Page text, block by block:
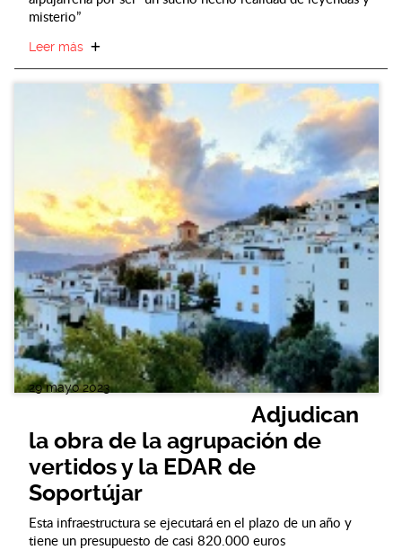
misterio”
Leer más
29 mayo 2023
Adjudican
la obra de la agrupación de
vertidos y la EDAR de
Soportújar
Esta infraestructura se ejecutará en el plazo de un año y
tiene un presupuesto de casi 820.000 euros